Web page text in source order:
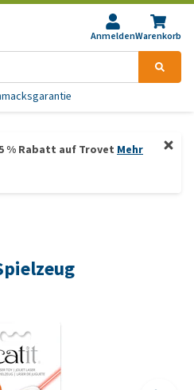
AnmeldenWarenkorb
% Rabatt auf Trovet Mehr